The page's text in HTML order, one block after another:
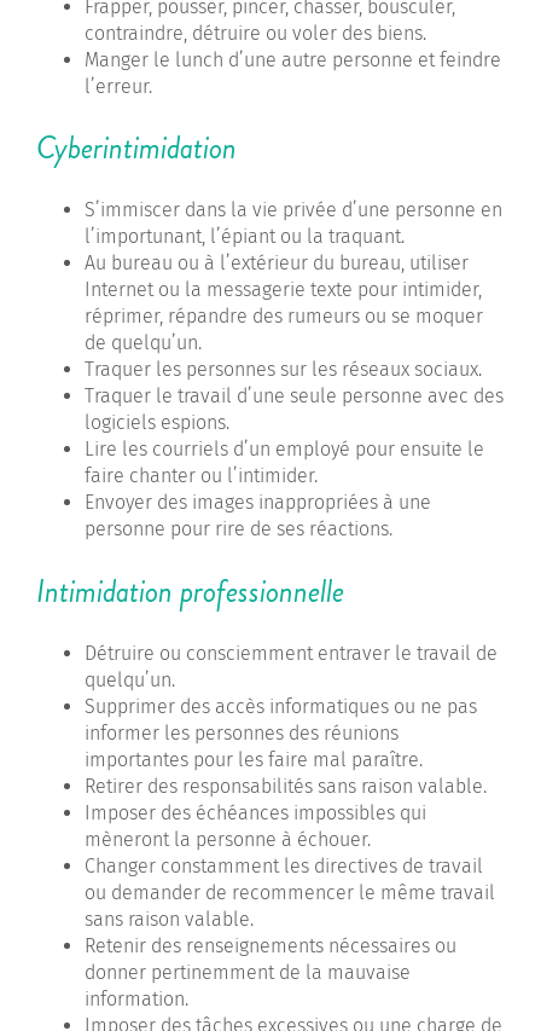
Frapper, pousser, pincer, chasser, bousculer,
contraindre, détruire ou voler des biens.
Manger le lunch d’une autre personne et feindre
l’erreur.
Cyberintimidation
S’immiscer dans la vie privée d’une personne en
l’importunant, l’épiant ou la traquant.
Au bureau ou à l’extérieur du bureau, utiliser
Internet ou la messagerie texte pour intimider,
réprimer, répandre des rumeurs ou se moquer
de quelqu’un.
Traquer les personnes sur les réseaux sociaux.
Traquer le travail d’une seule personne avec des
logiciels espions.
Lire les courriels d’un employé pour ensuite le
faire chanter ou l’intimider.
Envoyer des images inappropriées à une
personne pour rire de ses réactions.
Intimidation professionnelle
Détruire ou consciemment entraver le travail de
quelqu’un.
Supprimer des accès informatiques ou ne pas
informer les personnes des réunions
importantes pour les faire mal paraître.
Retirer des responsabilités sans raison valable.
Imposer des échéances impossibles qui
mèneront la personne à échouer.
Changer constamment les directives de travail
ou demander de recommencer le même travail
sans raison valable.
Retenir des renseignements nécessaires ou
donner pertinemment de la mauvaise
information.
Imposer des tâches excessives ou une charge de